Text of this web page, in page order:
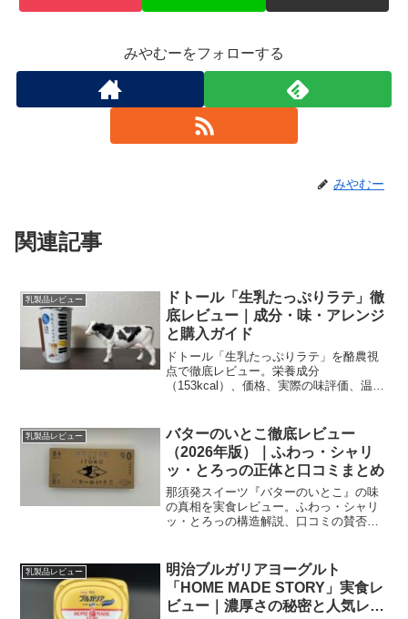
みやむーをフォローする
みやむー
関連記事
乳製品レビュー
ドトール「生乳たっぷりラテ」徹
底レビュー｜成分・味・アレンジ
と購入ガイド
ドトール「生乳たっぷりラテ」を酪農視
点で徹底レビュー。栄養成分
（153kcal）、価格、実際の味評価、温め
乳製品レビュー
バターのいとこ徹底レビュー
（2026年版）｜ふわっ・シャリ
ッ・とろっの正体と口コミまとめ
那須発スイーツ『バターのいとこ』の味
の真相を実食レビュー。ふわっ・シャリ
ッ・とろっの構造解説、口コミの賛否、
乳製品レビュー
明治ブルガリアヨーグルト
「HOME MADE STORY」実食レ
ビュー｜濃厚さの秘密と人気レシ